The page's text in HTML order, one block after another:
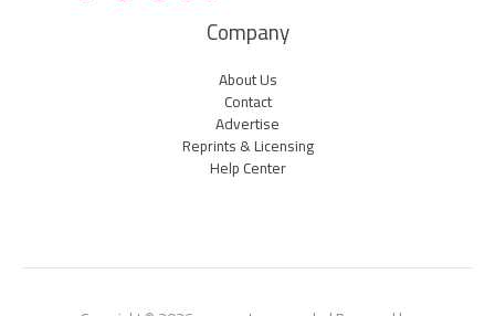
Company
About Us
Contact
Advertise
Reprints & Licensing
Help Center